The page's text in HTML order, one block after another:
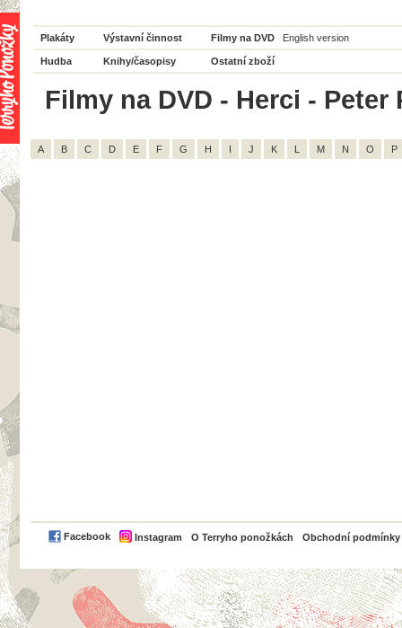
Plakáty Výstavní činnost Filmy na DVD English version
Hudba Knihy/časopisy Ostatní zboží
Filmy na DVD - Herci - Peter
A B C D E F G H I J K L M N O P
Facebook Instagram O Terryho ponožkách Obchodní podmínky
PayPal